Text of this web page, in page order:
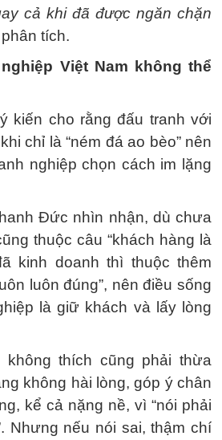
cả khi đã được ngăn chặn
tích.
Việt Nam không thể
kiến cho rằng đấu tranh với
chỉ là “ném đá ao bèo” nên
nghiệp chọn cách im lặng
Đức nhìn nhận, dù chưa
thuộc câu “khách hàng là
kinh doanh thì thuộc thêm
luôn đúng”, nên điều sống
là giữ khách và lấy lòng
không thích cũng phải thừa
không hài lòng, góp ý chân
kể cả nặng nề, vì “nói phải
Nhưng nếu nói sai, thậm chí